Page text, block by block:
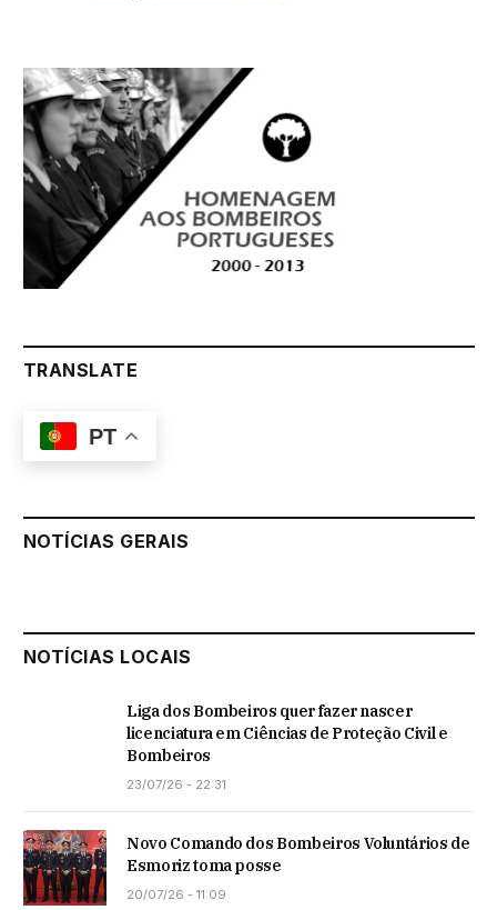
TRANSLATE
PT
NOTÍCIAS GERAIS
NOTÍCIAS LOCAIS
Liga dos Bombeiros quer fazer nascer
licenciatura em Ciências de Proteção Civil e
Bombeiros
23/07/26 - 22:31
Novo Comando dos Bombeiros Voluntários de
Esmoriz toma posse
20/07/26 - 11:09